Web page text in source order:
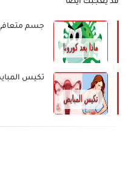
قد يعجبك ايضا
جسم
تكيس